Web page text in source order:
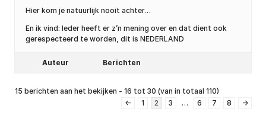
Hier kom je natuurlijk nooit achter…
En ik vind: Ieder heeft er z’n mening over en dat dient ook
gerespecteerd te worden, dit is NEDERLAND
Auteur Berichten
15 berichten aan het bekijken - 16 tot 30 (van in totaal 110)
←
1 2 3 … 6 7 8 →